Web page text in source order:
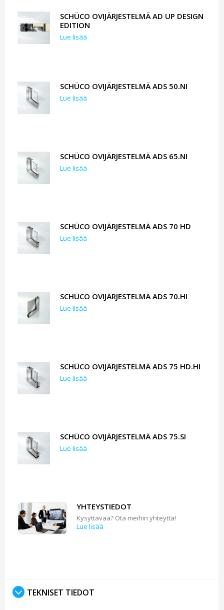
SCHÜCO OVIJÄRJESTELMÄ AD UP DESIGN
EDITION
Lue lisää
SCHÜCO OVIJÄRJESTELMÄ ADS 50.NI
Lue lisää
SCHÜCO OVIJÄRJESTELMÄ ADS 65.NI
Lue lisää
SCHÜCO OVIJÄRJESTELMÄ ADS 70 HD
Lue lisää
SCHÜCO OVIJÄRJESTELMÄ ADS 70.HI
Lue lisää
SCHÜCO OVIJÄRJESTELMÄ ADS 75 HD.HI
Lue lisää
SCHÜCO OVIJÄRJESTELMÄ ADS 75.SI
Lue lisää
YHTEYSTIEDOT
Kysyttävää? Ota meihin yhteyttä!
Lue lisää
TEKNISET TIEDOT